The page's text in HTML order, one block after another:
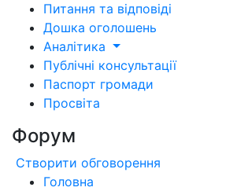
Питання та відповіді
Дошка оголошень
Аналітика
Публічні консультації
Паспорт громади
Просвіта
Форум
Створити обговорення
Головна